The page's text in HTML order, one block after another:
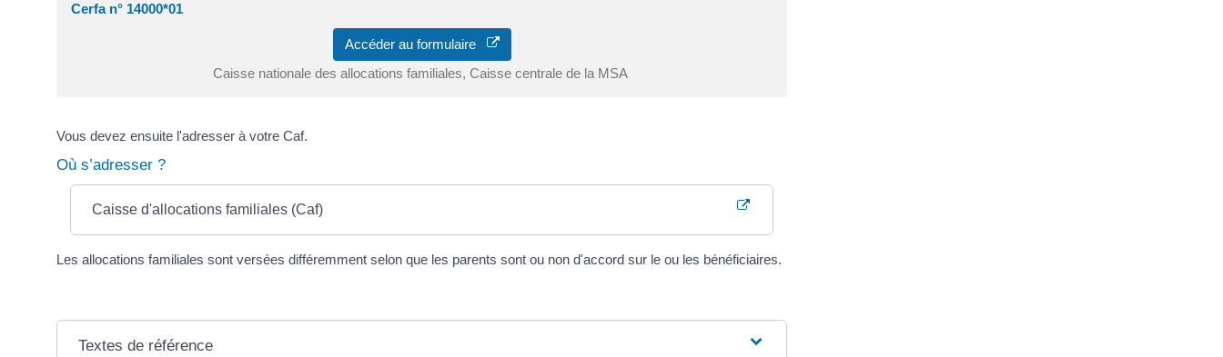
Cerfa n° 14000*01
Accéder au formulaire
Caisse nationale des allocations familiales, Caisse centrale de la MSA
Vous devez ensuite l'adresser à votre Caf.
Où s’adresser ?
Caisse d'allocations familiales (Caf)
Les allocations familiales sont versées différemment selon que les parents sont ou non d'accord sur le ou les bénéficiaires.
Textes de référence